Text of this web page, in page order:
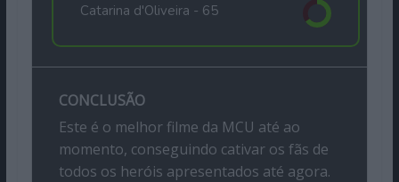
Catarina d'Oliveira - 65
CONCLUSÃO
Este é o melhor filme da MCU até ao
momento, conseguindo cativar os fãs de
todos os heróis apresentados até agora.